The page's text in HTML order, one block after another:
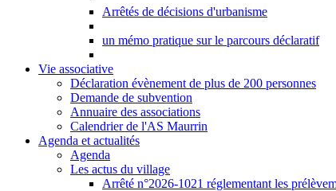
Arrêtés de décisions d'urbanisme
un mémo pratique sur le parcours déclaratif
Vie associative
Déclaration évènement de plus de 200 personnes
Demande de subvention
Annuaire des associations
Calendrier de l'AS Maurrin
Agenda et actualités
Agenda
Les actus du village
Arrêté n°2026-1021 réglementant les